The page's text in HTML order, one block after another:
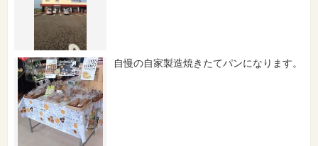
自慢の自家製造焼きたてパンになります。